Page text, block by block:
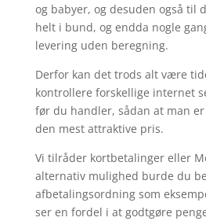
og babyer, og desuden også til
helt i bund, og endda nogle
levering uden beregning.
Derfor kan det trods alt være
kontrollere forskellige internet
før du handler, sådan at man
den mest attraktive pris.
Vi tilråder kortbetalinger eller
alternativ mulighed burde du
afbetalingsordning som
ser en fordel i at godtgøre